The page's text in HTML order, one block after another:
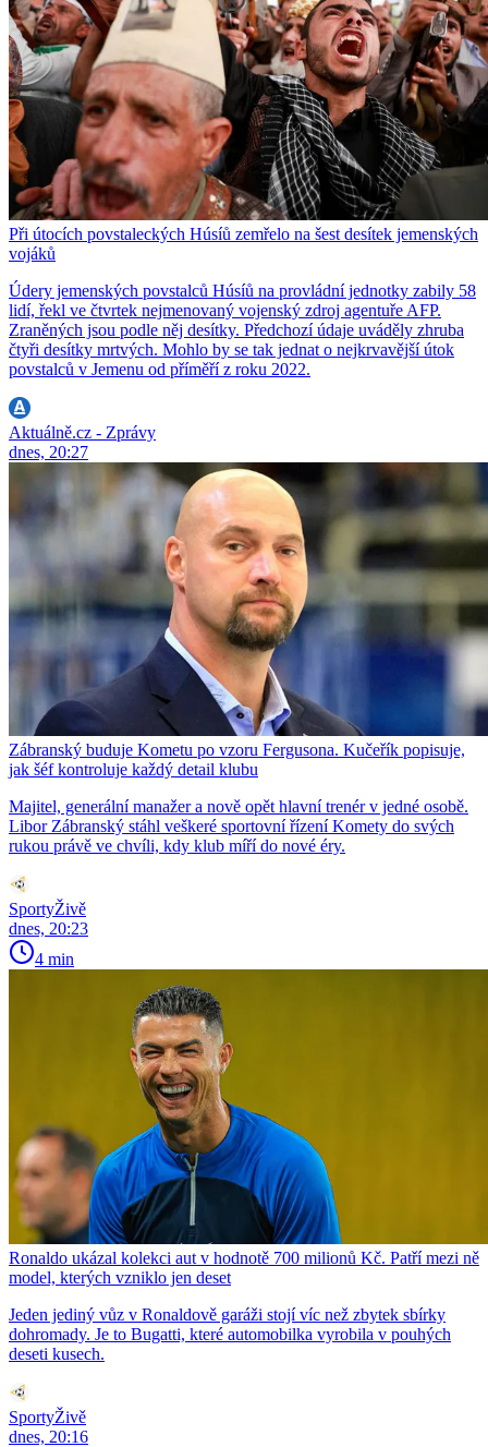
Při útocích povstaleckých Húsíů zemřelo na šest desítek jemenských
vojáků
Údery jemenských povstalců Húsíů na provládní jednotky zabily 58
lidí, řekl ve čtvrtek nejmenovaný vojenský zdroj agentuře AFP.
Zraněných jsou podle něj desítky. Předchozí údaje uváděly zhruba
čtyři desítky mrtvých. Mohlo by se tak jednat o nejkrvavější útok
povstalců v Jemenu od příměří z roku 2022.
Aktuálně.cz - Zprávy
dnes, 20:27
Zábranský buduje Kometu po vzoru Fergusona. Kučeřík popisuje,
jak šéf kontroluje každý detail klubu
Majitel, generální manažer a nově opět hlavní trenér v jedné osobě.
Libor Zábranský stáhl veškeré sportovní řízení Komety do svých
rukou právě ve chvíli, kdy klub míří do nové éry.
SportyŽivě
dnes, 20:23
4 min
Ronaldo ukázal kolekci aut v hodnotě 700 milionů Kč. Patří mezi ně
model, kterých vzniklo jen deset
Jeden jediný vůz v Ronaldově garáži stojí víc než zbytek sbírky
dohromady. Je to Bugatti, které automobilka vyrobila v pouhých
deseti kusech.
SportyŽivě
dnes, 20:16